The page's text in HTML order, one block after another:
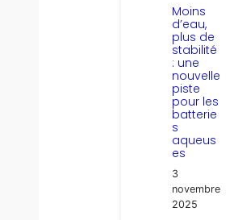
Moins
d’eau,
plus de
stabilité
: une
nouvelle
piste
pour les
batterie
s
aqueus
es
3
novembre
2025